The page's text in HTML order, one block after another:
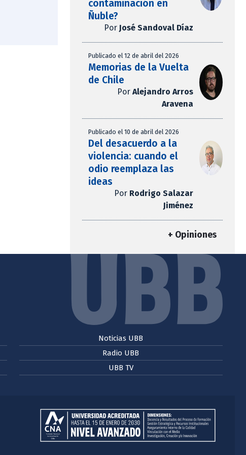
contaminación en
Ñuble?
Por José Sandoval Díaz
Publicado el 12 de abril del 2026
Memorias de la Vuelta
de Chile
Por Alejandro Arros
Aravena
Publicado el 10 de abril del 2026
Del desacuerdo a la
violencia: cuando el
odio reemplaza las
ideas
Por Rodrigo Salazar
Jiménez
+ Opiniones
Noticias UBB
Radio UBB
UBB TV